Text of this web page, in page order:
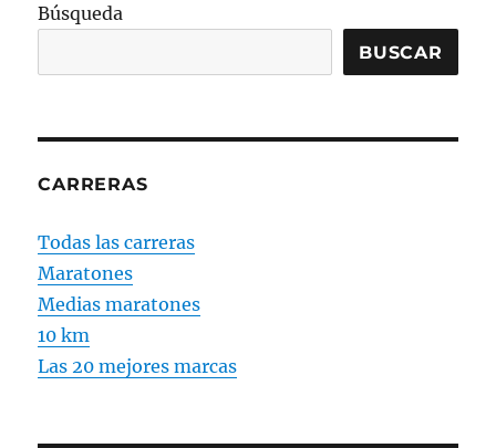
Búsqueda
BUSCAR
CARRERAS
Todas las carreras
Maratones
Medias maratones
10 km
Las 20 mejores marcas